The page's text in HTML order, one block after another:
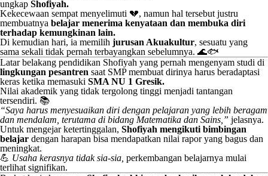
ungkap Shofiyah.
Kekecewaan sempat menyelimuti 💔, namun hal tersebut justru
membuatnya belajar menerima kenyataan dan membuka diri
terhadap kemungkinan lain.
Di kemudian hari, ia memilih jurusan Akuakultur, sesuatu yang
sama sekali tidak pernah terbayangkan sebelumnya. 🌊🐟
Latar belakang pendidikan Shofiyah yang pernah mengenyam studi di
lingkungan pesantren saat SMP membuat dirinya harus beradaptasi
keras ketika memasuki SMA NU 1 Gresik.
Nilai akademik yang tidak tergolong tinggi menjadi tantangan
tersendiri. 📚
“Saya harus menyesuaikan diri dengan pelajaran yang lebih beragam
dan mendalam, terutama di bidang Matematika dan Sains,” jelasnya.
Untuk mengejar ketertinggalan, Shofiyah mengikuti bimbingan
belajar dengan harapan bisa mendapatkan nilai rapor yang bagus dan
meningkat.
💪 Usaha kerasnya tidak sia-sia, perkembangan belajarnya mulai
terlihat signifikan.